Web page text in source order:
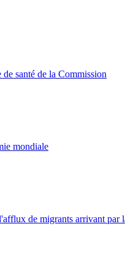
santé de la Commission
mondiale
de migrants arrivant par